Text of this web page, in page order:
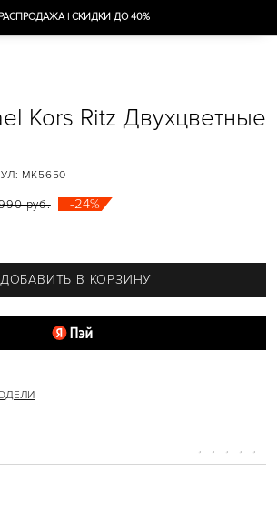
РАСПРОДАЖА | СКИДКИ ДО 40%
Kors Ritz Двухцветные
MK5650
руб. -24%
ДОБАВИТЬ В КОРЗИНУ